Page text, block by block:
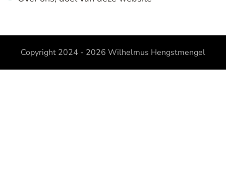
Copyright 2024 - 2026 Wilhelmus Hengstmengel